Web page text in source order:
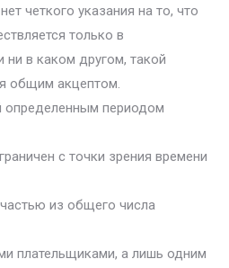
четкого указания на то, что
только в
ни в каком другом, такой
общим акцептом.
определенным периодом
с точки зрения времени
из общего числа
плательщиками, а лишь одним